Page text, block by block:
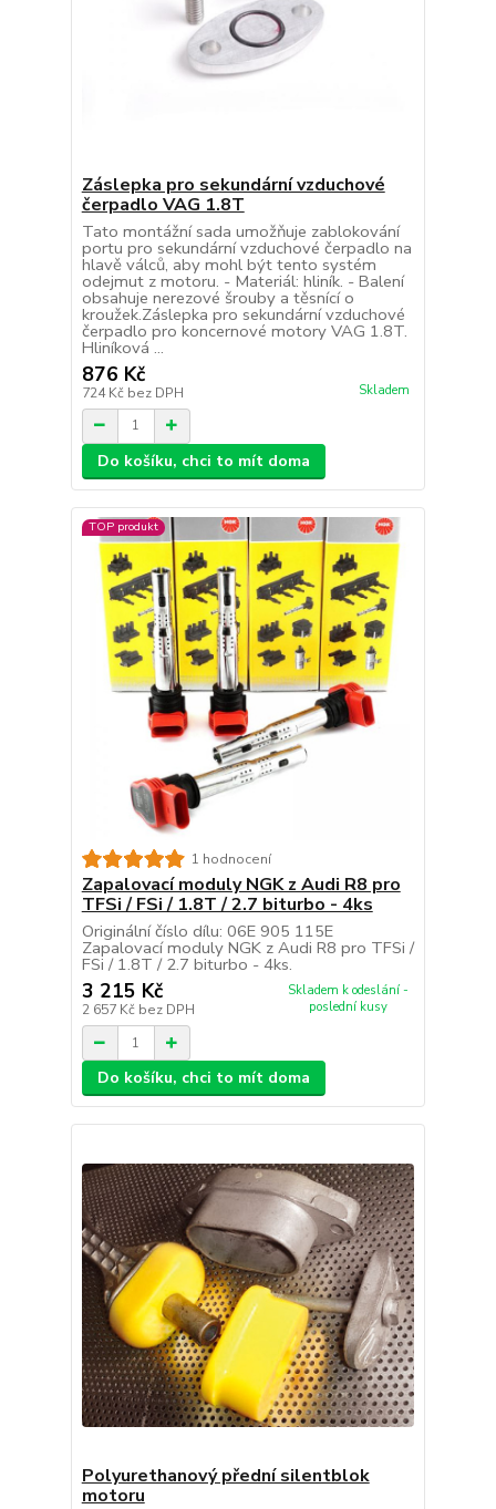
Záslepka pro sekundární vzduchové
čerpadlo VAG 1.8T
Tato montážní sada umožňuje zablokování
portu pro sekundární vzduchové čerpadlo na
hlavě válců, aby mohl být tento systém
odejmut z motoru. - Materiál: hliník. - Balení
obsahuje nerezové šrouby a těsnící o
kroužek.Záslepka pro sekundární vzduchové
čerpadlo pro koncernové motory VAG 1.8T.
Hliníková ...
876 Kč
724 Kč bez DPH Skladem
Do košíku, chci to mít doma
TOP produkt
1 hodnocení
Zapalovací moduly NGK z Audi R8 pro
TFSi / FSi / 1.8T / 2.7 biturbo - 4ks
Originální číslo dílu: 06E 905 115E
Zapalovací moduly NGK z Audi R8 pro TFSi /
FSi / 1.8T / 2.7 biturbo - 4ks.
3 215 Kč
2 657 Kč bez DPH
Skladem k odeslání -
poslední kusy
Do košíku, chci to mít doma
Polyurethanový přední silentblok
motoru